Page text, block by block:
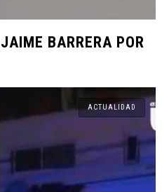
BARRERA POR
ACTUALIDAD